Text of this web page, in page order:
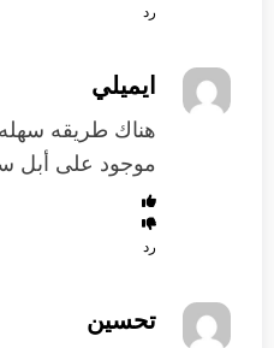
رد
ايميلي
موجود على أبل
رد
تحسين